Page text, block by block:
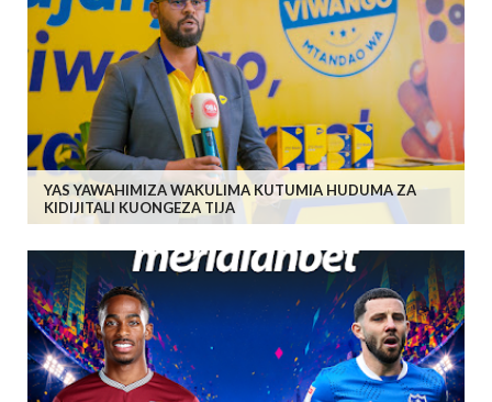
YAS YAWAHIMIZA WAKULIMA KUTUMIA HUDUMA ZA
KIDIJITALI KUONGEZA TIJA